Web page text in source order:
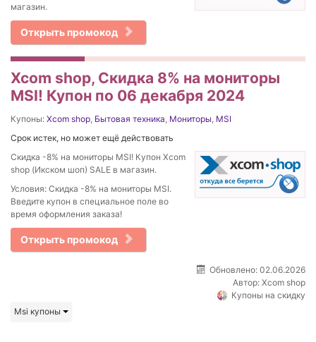
магазин.
Открыть промокод
Xcom shop, Скидка 8% на мониторы
MSI! Купон по 06 декабря 2024
Купоны: Xcom shop Бытовая техника Мониторы MSI
Срок истек, но может ещё действовать
Скидка -8% на мониторы MSI! Купон Xcom
shop (Икском шоп) SALE в магазин.
Условия: Скидка -8% на мониторы MSI.
Введите купон в специальное поле во
время оформления заказа!
Открыть промокод
Обновлено: 02.06.2026
Автор: Xcom shop
Купоны на скидку
Msi купоны